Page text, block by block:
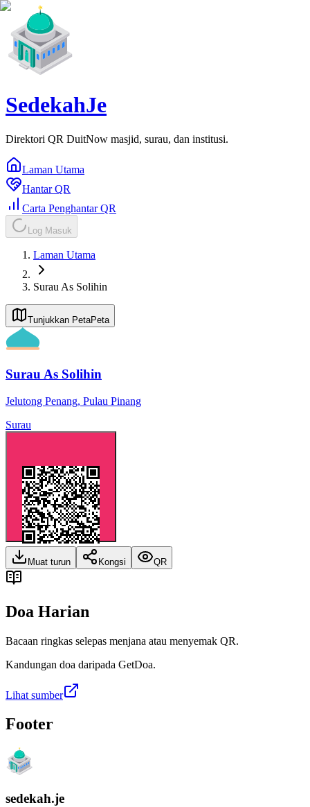
SedekahJe
Direktori QR DuitNow masjid, surau, dan institusi.
Laman Utama
Hantar QR
Carta Penghantar QR
Log Masuk
Laman Utama
Surau As Solihin
Tunjukkan PetaPeta
Surau As Solihin
Jelutong Penang, Pulau Pinang
Surau
Muat turun Kongsi QR
Doa Harian
Bacaan ringkas selepas menjana atau menyemak QR.
Kandungan doa daripada GetDoa.
Lihat sumber
Footer
sedekah.je